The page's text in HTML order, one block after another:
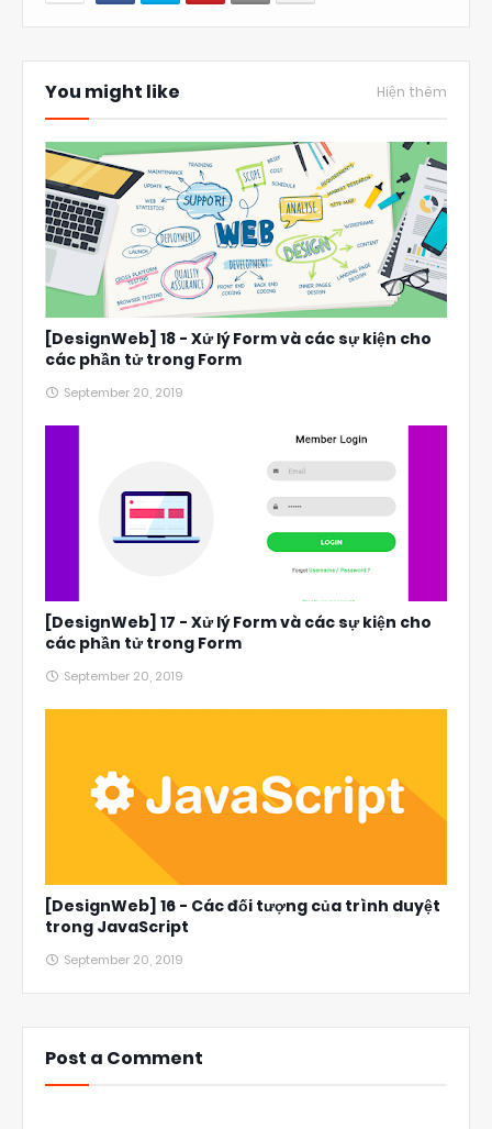
You might like Hiện thêm
[DesignWeb] 18 - Xử lý Form và các sự kiện cho
các phần tử trong Form
September 20, 2019
[DesignWeb] 17 - Xử lý Form và các sự kiện cho
các phần tử trong Form
September 20, 2019
[DesignWeb] 16 - Các đối tượng của trình duyệt
trong JavaScript
September 20, 2019
Post a Comment